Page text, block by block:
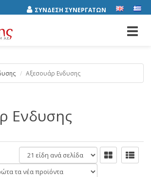
ΣΥΝΔΕΣΗ ΣΥΝΕΡΓΑΤΩΝ
Αξεσουάρ Ενδυσης
Ενδυσης
είδη
ανά
σελίδα